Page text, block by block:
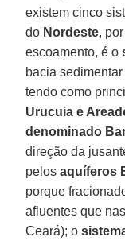
existem cinco
do Nordeste,
escoamento, é o
bacia
tendo como
Urucuia e
denominado
direção da
pelosaquíferos
porque
afluentes que
Ceará); o